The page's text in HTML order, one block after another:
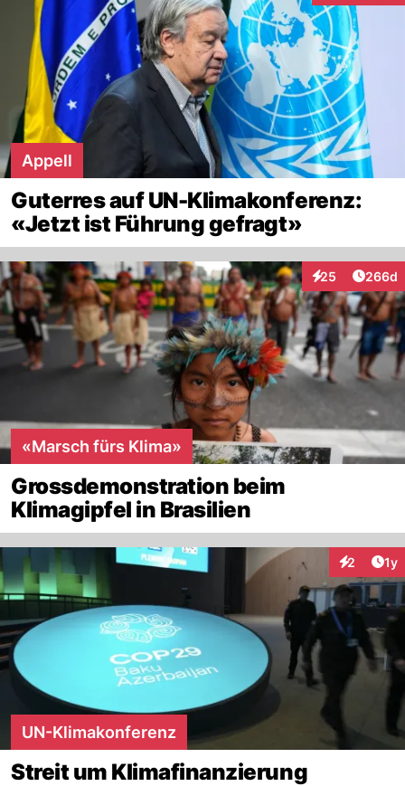
Appell
Guterres auf UN-Klimakonferenz:
«Jetzt ist Führung gefragt»
25
Interaktionen
266d
«Marsch fürs Klima»
Grossdemonstration beim
Klimagipfel in Brasilien
2 1y
UN-Klimakonferenz
Streit um Klimafinanzierung